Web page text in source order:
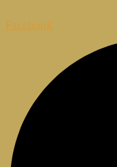
Facebook